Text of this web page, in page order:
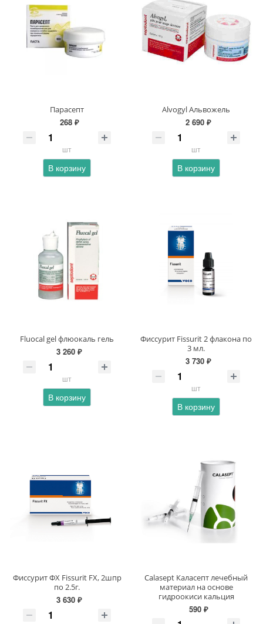
Парасепт
268 ₽
шт
В корзину
Alvogyl Альвожель
2 690 ₽
шт
В корзину
Fluocal gel флюокаль гель
3 260 ₽
шт
В корзину
Фиссурит Fissurit 2 флакона по
3 мл.
3 730 ₽
шт
В корзину
Фиссурит ФХ Fissurit FX, 2шпр
по 2.5г.
3 630 ₽
Calasept Каласепт лечебный
материал на основе
гидроокиси кальция
590 ₽